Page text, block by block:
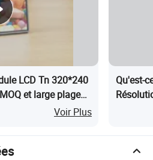
0 à +50 °C et -25 à +60 °C. C
45 à 70 % 5 ans max
LCD Tn 320*240
et large plage
Voir Plus
Qu'est-